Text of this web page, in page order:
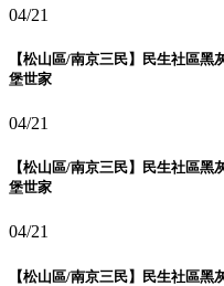
04/21
【松山區/南京三民】民生社區
堡世家
04/21
【松山區/南京三民】民生社區
堡世家
04/21
【松山區/南京三民】民生社區